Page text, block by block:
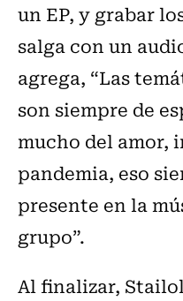
un EP, y grabar
salga con un
agrega, “Las
son siempre de
mucho del amor,
pandemia, eso
presente en la
grupo”.
Al finalizar,